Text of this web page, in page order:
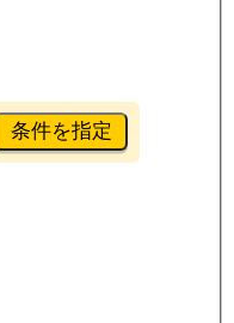
条件を指定